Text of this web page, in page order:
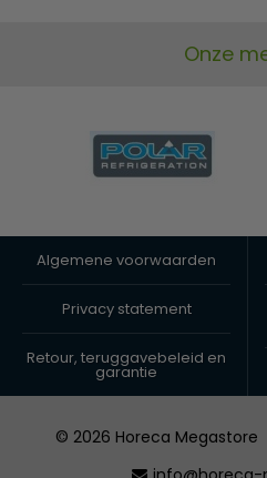
Onze
Algemene voorwaarden
Privacy statement
Retour, teruggavebeleid en
garantie
© 2026 Horeca Megastore